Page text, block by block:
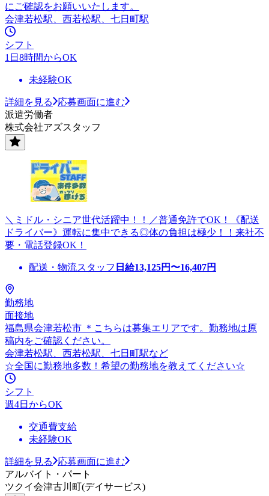
にご確認をお願いいたします。
会津若松駅、西若松駅、七日町駅
シフト
1日8時間からOK
未経験OK
詳細を見る
応募画面に進む
派遣労働者
株式会社アズスタッフ
＼ミドル・シニア世代活躍中！！／普通免許でOK！《配送
ドライバー》運転に集中できる◎体の負担は極少！！来社不
要・電話登録OK！
配送・物流スタッフ 日給13,125円〜16,407円
勤務地
面接地
福島県会津若松市 ＊こちらは募集エリアです。勤務地は原
稿内をご確認ください。
会津若松駅、西若松駅、七日町駅など
☆全国に勤務地多数！希望の勤務地を教えてください☆
シフト
週4日からOK
交通費支給
未経験OK
詳細を見る
応募画面に進む
アルバイト・パート
ツクイ会津古川町(デイサービス)